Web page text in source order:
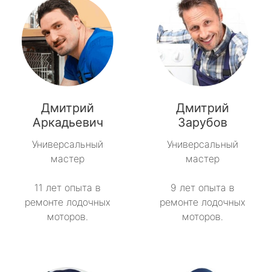
Дмитрий
Аркадьевич
Универсальный
мастер
11 лет опыта в
ремонте лодочных
моторов.
Дмитрий
Зарубов
Универсальный
мастер
9 лет опыта в
ремонте лодочных
моторов.